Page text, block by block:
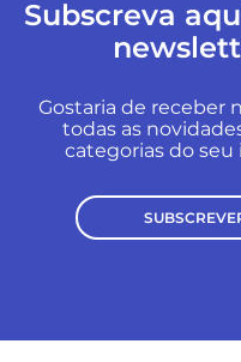
Subscreva
Gostaria de receber
todas as
categorias do seu